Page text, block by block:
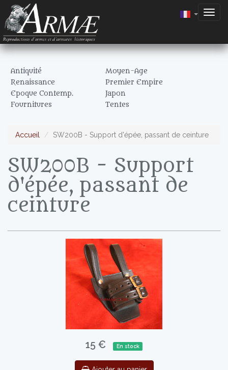
Antiquité
Moyen-Age
Renaissance
Premier Empire
Epoque Contemp.
Japon
Fournitures
Tentes
Accueil SW200B - Support d'épée, passant de ceinture
SW200B - Support
d'épée, passant de
ceinture
15 € En stock